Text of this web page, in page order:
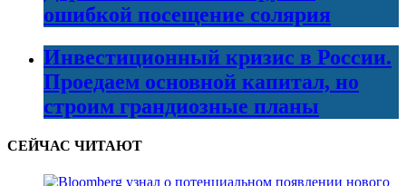
ошибкой посещение солярия
Инвестиционный кризис в России.
Проедаем основной капитал, но
строим грандиозные планы
СЕЙЧАС ЧИТАЮТ